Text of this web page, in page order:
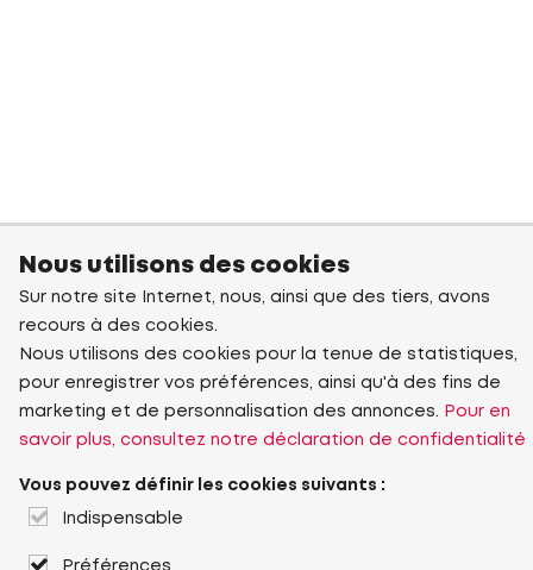
Nous utilisons des cookies
Sur notre site Internet, nous, ainsi que des tiers, avons
recours à des cookies.
Nous utilisons des cookies pour la tenue de statistiques,
pour enregistrer vos préférences, ainsi qu'à des fins de
marketing et de personnalisation des annonces.
Pour en
savoir plus, consultez notre déclaration de confidentialité
Vous pouvez définir les cookies suivants :
Indispensable
Préférences